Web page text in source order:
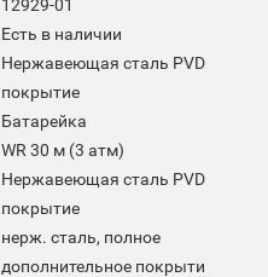
12929-01
Есть в наличии
Нержавеющая сталь PVD
покрытие
Батарейка
WR 30 м (3 атм)
Нержавеющая сталь PVD
покрытие
нерж. сталь, полное
дополнительное покрыти